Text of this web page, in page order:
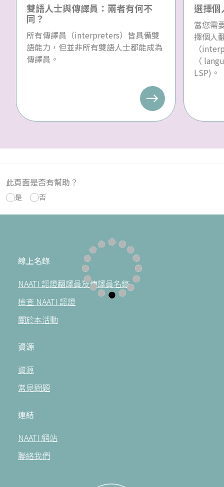
雙語人士與傳譯員：兩者有何不
同？
所有傳譯員（interpreters）皆具備雙
語能力，但並非所有雙語人士都能成為
傳譯員。
選擇個
當您需
擇個人
（
（
LSP)。
此頁面是否有幫助？
是 否
線上名錄
NAATI 認證翻譯員及傳譯員名錄
檢查 NAATI 認證
關於本活動
資源
資源
常見問題
連結
NAATI 網站
聯絡我們